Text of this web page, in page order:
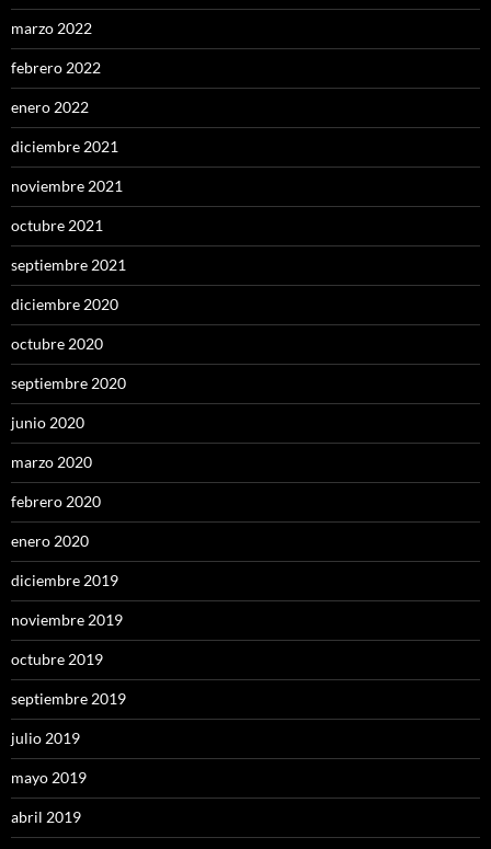
marzo 2022
febrero 2022
enero 2022
diciembre 2021
noviembre 2021
octubre 2021
septiembre 2021
diciembre 2020
octubre 2020
septiembre 2020
junio 2020
marzo 2020
febrero 2020
enero 2020
diciembre 2019
noviembre 2019
octubre 2019
septiembre 2019
julio 2019
mayo 2019
abril 2019